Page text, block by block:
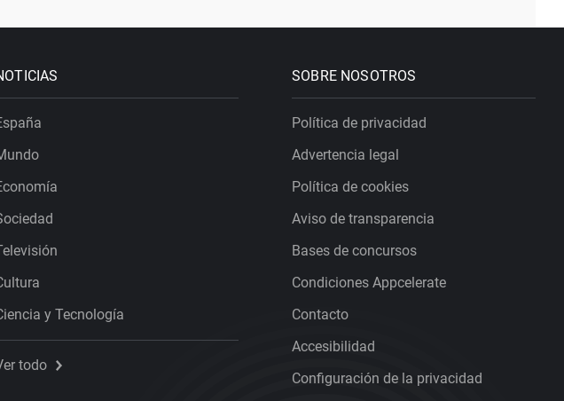
y Tecnología
todo
SOBRE NOSOTROS
Política de privacidad
Advertencia legal
Política de cookies
Aviso de transparencia
Bases de concursos
Condiciones Appcelerate
Contacto
Accesibilidad
Configuración de la privacidad